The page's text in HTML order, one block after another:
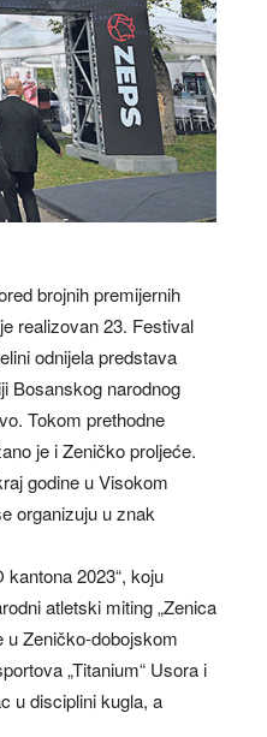
brojnih premijernih
realizovan 23. Festival
odnijela predstava
Bosanskog narodnog
Tokom prethodne
je i Zeničko proljeće.
godine u Visokom
organizuju u znak
2023“, koju
atletski miting „Zenica
u Zeničko-dobojskom
„Titanium“ Usora i
u disciplini kugla, a